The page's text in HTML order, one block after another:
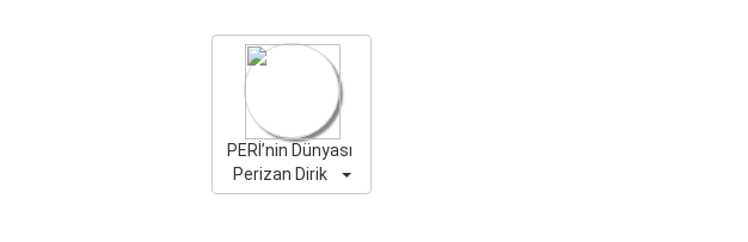
PERİ’nin Dünyası
Perizan Dirik